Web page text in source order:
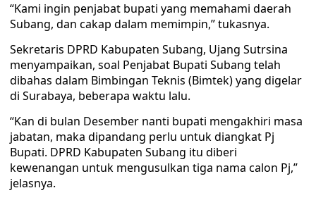
“Kami ingin penjabat bupati yang memahami daerah
Subang, dan cakap dalam memimpin,” tukasnya.
Sekretaris DPRD Kabupaten Subang, Ujang Sutrsina
menyampaikan, soal Penjabat Bupati Subang telah
dibahas dalam Bimbingan Teknis (Bimtek) yang digelar
di Surabaya, beberapa waktu lalu.
“Kan di bulan Desember nanti bupati mengakhiri masa
jabatan, maka dipandang perlu untuk diangkat Pj
Bupati. DPRD Kabupaten Subang itu diberi
kewenangan untuk mengusulkan tiga nama calon Pj,”
jelasnya.